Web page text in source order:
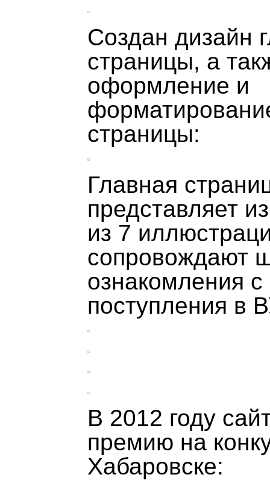
Создан дизайн
страницы, а
оформление и
страницы:
Главная
представляет
из 7
сопровождают
ознакомления
поступления в
В 2012 году
премию на
Хабаровске: